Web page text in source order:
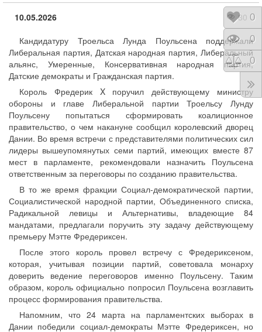
10.05.2026
80
Кандидатуру Троельса Лунда Поульсена поддержали
Либеральная партия, Датская народная партия, Либеральный
альянс, Умеренные, Консервативная народная партия,
Датские демократы и Гражданская партия.
Король Фредерик X поручил действующему министру
обороны и главе Либеральной партии Троельсу Лунду
Поульсену попытаться сформировать коалиционное
правительство, о чем накануне сообщил королевский дворец
Дании. Во время встречи с представителями политических сил
лидеры вышеупомянутых семи партий, имеющих вместе 87
мест в парламенте, рекомендовали назначить Поульсена
ответственным за переговоры по созданию правительства.
В то же время фракции Социал-демократической партии,
Социалистической народной партии, Объединенного списка,
Радикальной левицы и Альтернативы, владеющие 84
мандатами, предлагали поручить эту задачу действующему
премьеру Мэтте Фредериксен.
После этого король провел встречу с Фредериксеном,
которая, учитывая позиции партий, советовала монарху
доверить ведение переговоров именно Поульсену. Таким
образом, король официально попросил Поульсена возглавить
процесс формирования правительства.
Напомним, что 24 марта на парламентских выборах в
Дании победили социал-демократы Мэтте Фредериксен, но
0
0
0